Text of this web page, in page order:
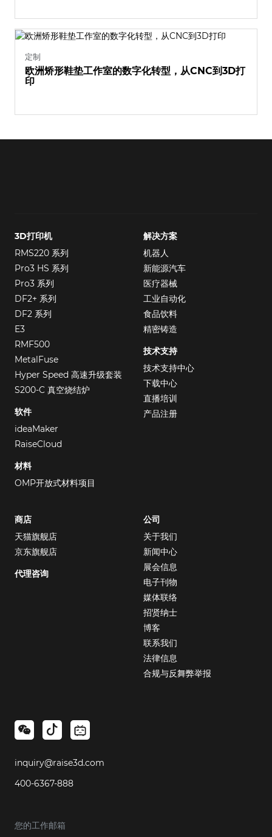
定制
欧洲矫形鞋垫工作室的数字化转型，从CNC到3D打
印
3D打印机
RMS220 系列
Pro3 HS 系列
Pro3 系列
DF2+ 系列
DF2 系列
E3
RMF500
MetalFuse
Hyper Speed 高速升级套装
S200-C 真空烧结炉
软件
ideaMaker
RaiseCloud
材料
OMP开放式材料项目
解决方案
机器人
新能源汽车
医疗器械
工业自动化
食品饮料
精密铸造
技术支持
技术支持中心
下载中心
直播培训
产品注册
商店
天猫旗舰店
京东旗舰店
代理咨询
公司
关于我们
新闻中心
展会信息
电子刊物
媒体联络
招贤纳士
博客
联系我们
法律信息
合规与反舞弊举报
inquiry@raise3d.com
400-6367-888